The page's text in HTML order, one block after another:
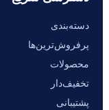
دسته‌بندی
پرفروش‌ترین‌ها
محصولات
تخفیف‌دار
پشتیبانی